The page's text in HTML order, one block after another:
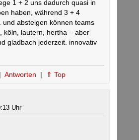
1 + 2 uns dadurch quasi in
haben, während 3 + 4
und absteigen können teams
köln, lautern, hertha – aber
gladbach jederzeit. innovativ
| Antworten | ⇑ Top
Uhr